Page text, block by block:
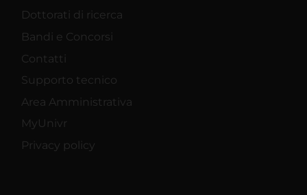
Dottorati di ricerca
Bandi e Concorsi
Contatti
Supporto tecnico
Area Amministrativa
MyUnivr
Privacy policy